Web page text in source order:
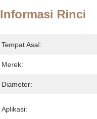
Informasi Rinci
Tempat Asal:
Merek:
Diameter:
Aplikasi: